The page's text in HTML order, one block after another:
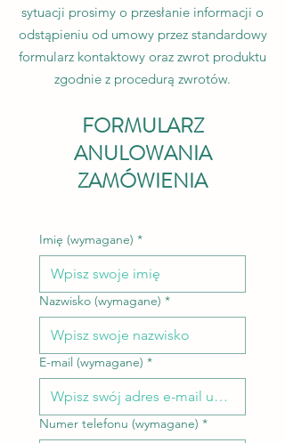
sytuacji prosimy o przesłanie informacji o
odstąpieniu od umowy przez standardowy
formularz kontaktowy oraz zwrot produktu
zgodnie z procedurą zwrotów.
FORMULARZ
ANULOWANIA
ZAMÓWIENIA
Imię (wymagane) *
Nazwisko (wymagane) *
E-mail (wymagane) *
Numer telefonu (wymagane) *